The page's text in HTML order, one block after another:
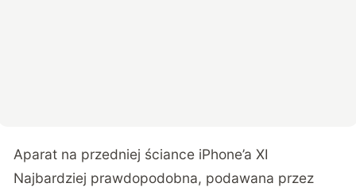
Aparat na przedniej ściance iPhone’a XI
Najbardziej prawdopodobna, podawana przez